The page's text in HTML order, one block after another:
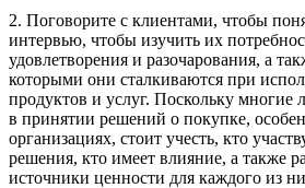
2. Поговорите с клиентами, чтобы
интервью, чтобы изучить их
удовлетворения и разочарования, а
которыми они сталкиваются при
продуктов и услуг. Поскольку многие
в принятии решений о покупке,
организациях, стоит учесть, кто
решения, кто имеет влияние, а также
источники ценности для каждого из